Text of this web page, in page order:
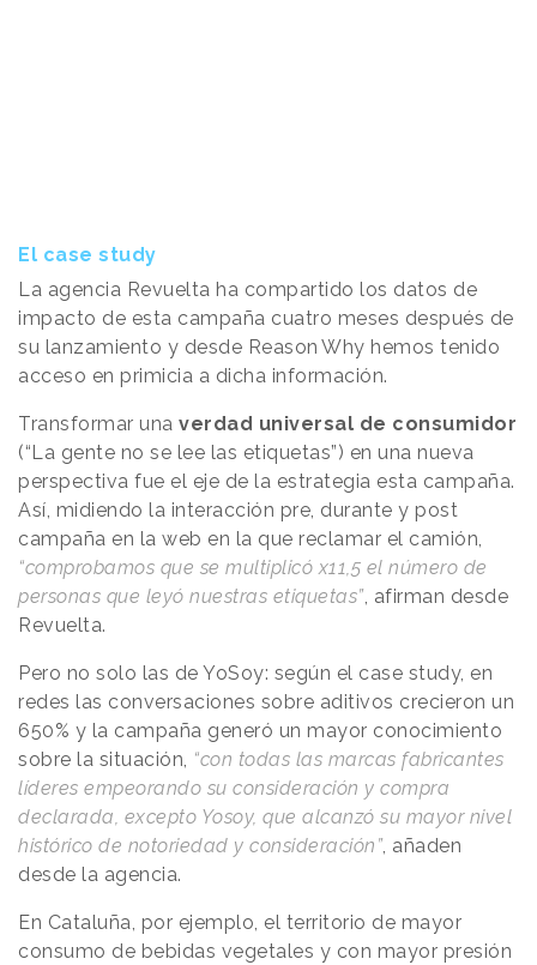
El case study
La agencia Revuelta ha compartido los datos de
impacto de esta campaña cuatro meses después de
su lanzamiento y desde Reason Why hemos tenido
acceso en primicia a dicha información.
Transformar una verdad universal de consumidor
(“La gente no se lee las etiquetas”) en una nueva
perspectiva fue el eje de la estrategia esta campaña.
Así, midiendo la interacción pre, durante y post
campaña en la web en la que reclamar el camión,
“comprobamos que se multiplicó x11,5 el número de
personas que leyó nuestras etiquetas”, afirman desde
Revuelta.
Pero no solo las de YoSoy: según el case study, en
redes las conversaciones sobre aditivos crecieron un
650% y la campaña generó un mayor conocimiento
sobre la situación, “con todas las marcas fabricantes
líderes empeorando su consideración y compra
declarada, excepto Yosoy, que alcanzó su mayor nivel
histórico de notoriedad y consideración”, añaden
desde la agencia.
En Cataluña, por ejemplo, el territorio de mayor
consumo de bebidas vegetales y con mayor presión